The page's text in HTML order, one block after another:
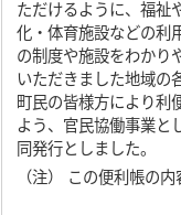
ただけるように、福祉
化・体育施設などの利
の制度や施設をわかり
いただきました地域の
町民の皆様方により利
よう、官民協働事業と
同発行としました。
（注） この便利帳の